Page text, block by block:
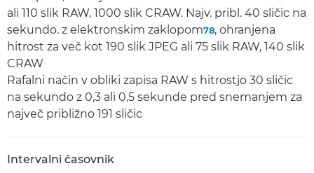
ali 110 slik RAW, 1000 slik CRAW. Najv. pribl. 40 sličic na
sekundo. z elektronskim zaklopom78, ohranjena
hitrost za več kot 190 slik JPEG ali 75 slik RAW, 140 slik
CRAW
Rafalni način v obliki zapisa RAW s hitrostjo 30 sličic
na sekundo z 0,3 ali 0,5 sekunde pred snemanjem za
največ približno 191 sličic
Intervalni časovnik